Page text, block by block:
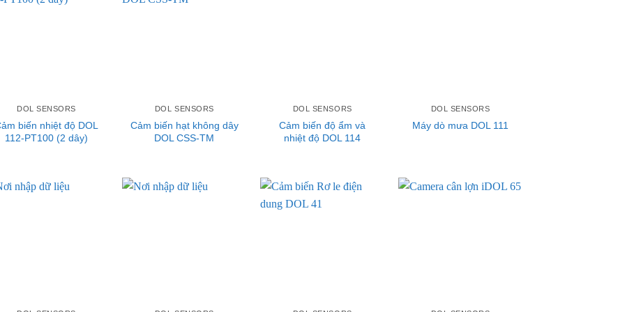
DOL SENSORS
biến nhiệt độ DOL
112-PT100 (2 dây)
DOL SENSORS
Cảm biến hạt không dây
DOL CSS-TM
DOL SENSORS
Cảm biến độ ẩm và
nhiệt độ DOL 114
DOL SENSORS
Máy dò mưa DOL 111